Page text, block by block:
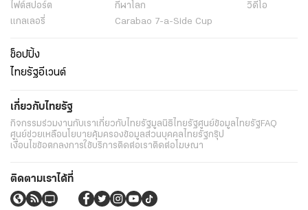
ไฟต์สปอร์ต
กีฬาโลก
วิดีโอ
แกลเลอรี่
Carabao 7-a-Side Cup
ช็อปปิ้ง
ไทยรัฐอีเวนต์
เกี่ยวกับไทยรัฐ
กิจกรรมร่วมงานกับเราเกี่ยวกับไทยรัฐมูลนิธิไทยรัฐศูนย์ข้อมูลไทยรัฐFAQ
ศูนย์ช่วยเหลือนโยบายคุ้มครองข้อมูลส่วนบุคคลไทยรัฐกรุ๊ป
เงื่อนไขข้อตกลงการใช้บริการติดต่อเราติดต่อโฆษณา
ติดตามเราได้ที่